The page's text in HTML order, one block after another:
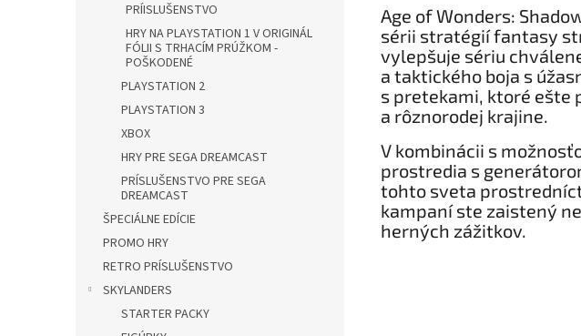
PRÍISLUŠENSTVO
HRY NA PLAYSTATION 1 V ORIGINÁL
FÓLII S TRHACÍM PRÚŽKOM -
POŠKODENÉ
PLAYSTATION 2
PLAYSTATION 3
XBOX
HRY PRE SEGA DREAMCAST
PRÍSLUŠENSTVO PRE SEGA
DREAMCAST
ŠPECIÁLNE EDÍCIE
PROMO HRY
RETRO PRÍSLUŠENSTVO
SKYLANDERS
STARTER PACKY
Age of Wonders:
sérii stratégií fantasy
vylepšuje sériu
a taktického boja s
s pretekami, ktoré ešte
a rôznorodej krajine.
V kombinácii s
prostredia s
tohto sveta
kampaní ste zaistený
herných zážitkov.